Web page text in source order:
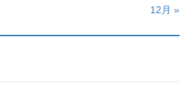
12月 »